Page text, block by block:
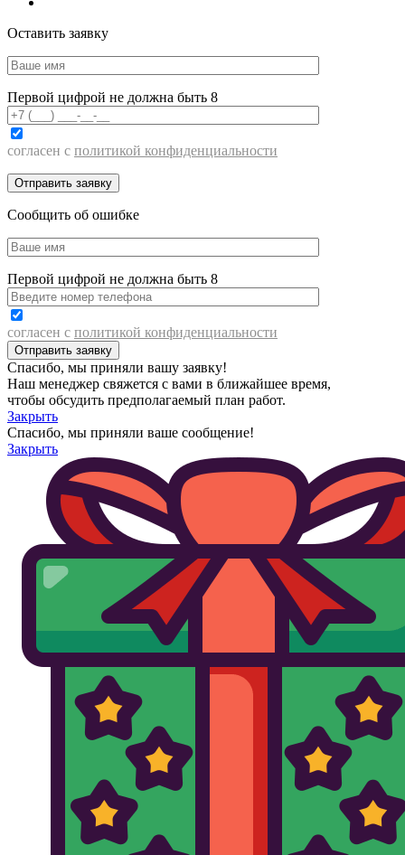
Оставить заявку
Первой цифрой не должна быть 8
согласен с политикой конфиденциальности
Сообщить об ошибке
Первой цифрой не должна быть 8
согласен с политикой конфиденциальности
Спасибо, мы приняли вашу заявку!
Наш менеджер свяжется с вами в ближайшее время,
чтобы обсудить предполагаемый план работ.
Закрыть
Спасибо, мы приняли ваше сообщение!
Закрыть